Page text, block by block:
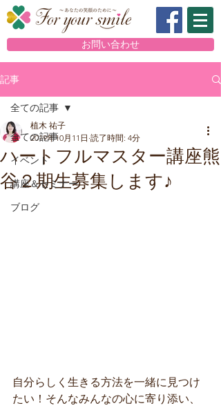
お問い合わせ
記事
全ての記事
イベント
講座＆セミナー
ブログ
全ての記事
ハートフルマスター講座熊
谷２期生募集します♪
植木 祐子
2019年10月11日 読了時間: 4分
自分らしく生きる方法を一緒に見つけ
たい！そんなみんなの心に寄り添い、